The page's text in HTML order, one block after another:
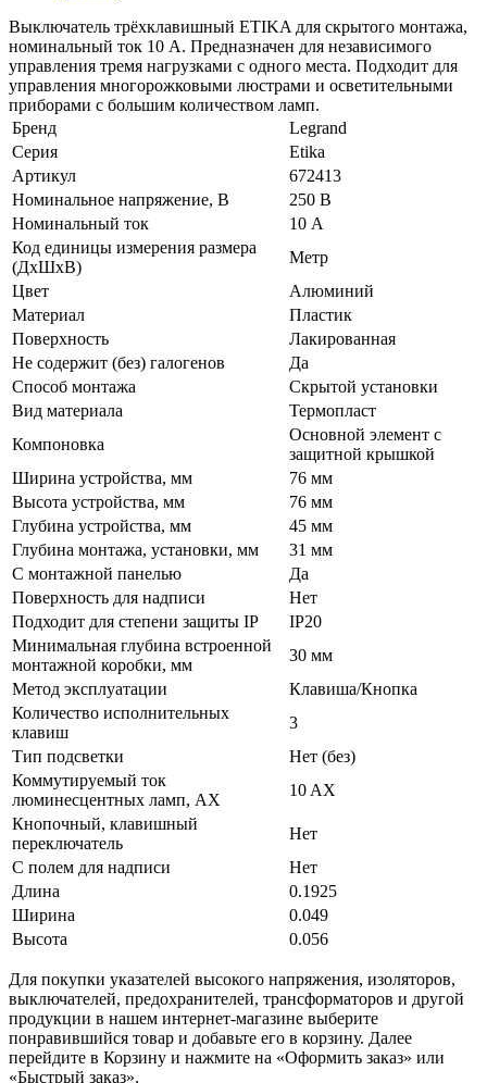
Выключатель трёхклавишный ETIKA для скрытого монтажа,
номинальный ток 10 А. Предназначен для независимого
управления тремя нагрузками с одного места. Подходит для
управления многорожковыми люстрами и осветительными
приборами с большим количеством ламп.
Бренд
Legrand
Серия
Etika
Артикул
672413
Номинальное напряжение, В
250 В
Номинальный ток
10 А
Код единицы измерения размера
(ДхШхВ)
Метр
Цвет
Алюминий
Материал
Пластик
Поверхность
Лакированная
Не содержит (без) галогенов
Да
Способ монтажа
Скрытой установки
Вид материала
Термопласт
Компоновка
Основной элемент с
защитной крышкой
Ширина устройства, мм
76 мм
Высота устройства, мм
76 мм
Глубина устройства, мм
45 мм
Глубина монтажа, установки, мм
31 мм
С монтажной панелью
Да
Поверхность для надписи
Нет
Подходит для степени защиты IP
IP20
Минимальная глубина встроенной
монтажной коробки, мм
30 мм
Метод эксплуатации
Клавиша/Кнопка
Количество исполнительных
клавиш
3
Тип подсветки
Нет (без)
Коммутируемый ток
люминесцентных ламп, AX
10 AX
Кнопочный, клавишный
переключатель
Нет
С полем для надписи
Нет
Длина
0.1925
Ширина
0.049
Высота
0.056
Для покупки указателей высокого напряжения, изоляторов,
выключателей, предохранителей, трансформаторов и другой
продукции в нашем интернет-магазине выберите
понравившийся товар и добавьте его в корзину. Далее
перейдите в Корзину и нажмите на «Оформить заказ» или
«Быстрый заказ».